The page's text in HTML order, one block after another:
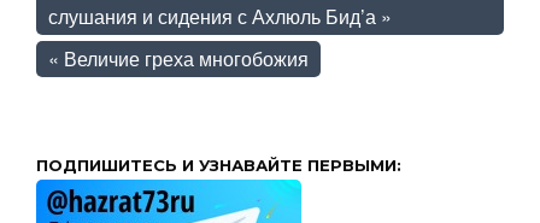
слушания и сидения с Ахлюль Бид’а »
« Величие греха многобожия
ПОДПИШИТЕСЬ И УЗНАВАЙТЕ ПЕРВЫМИ: